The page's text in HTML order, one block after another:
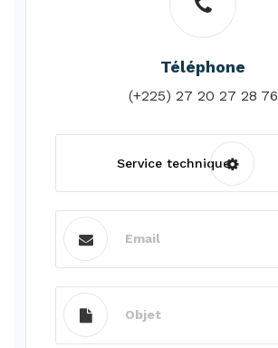
Téléphone
(+225) 27 20 27 28 76
Service technique